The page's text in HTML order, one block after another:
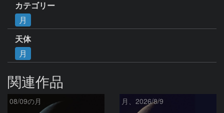
カテゴリー
月
天体
月
関連作品
08/09の月 月、2026/8/9